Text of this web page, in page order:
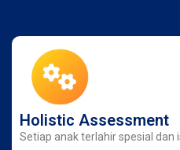
Holistic Assessment
Setiap anak terlahir spesial dan